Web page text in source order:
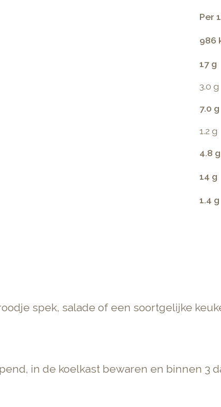
Per
986
17 g
3.0 g
7.0 g
1.2 g
4.8 g
14 g
1.4 g
spek, salade of een soortgelijke
in de koelkast bewaren en binnen 3